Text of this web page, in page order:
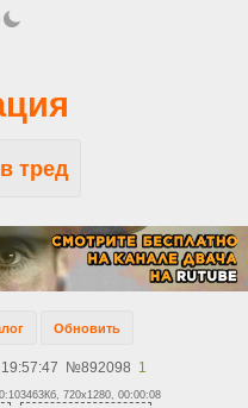
тред
Обновить
№892098 1
3463Кб, 720x1280, 00:00:08